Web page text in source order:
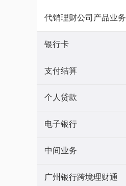
代销理财公司产品业务
银行卡
支付结算
个人贷款
电子银行
中间业务
广州银行跨境理财通